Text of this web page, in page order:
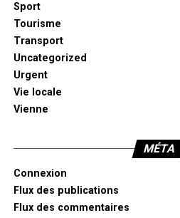
Sport
Tourisme
Transport
Uncategorized
Urgent
Vie locale
Vienne
MÉTA
Connexion
Flux des publications
Flux des commentaires